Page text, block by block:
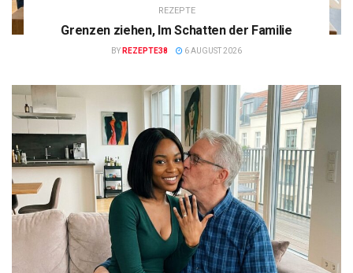
REZEPTE
Grenzen ziehen, Im Schatten der Familie
BY REZEPTE38 6 AUGUST 2026